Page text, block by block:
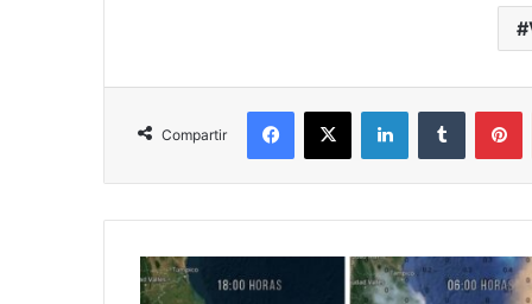
Compartir
Facebook
X LinkedInTumblr
Pronóstico
del